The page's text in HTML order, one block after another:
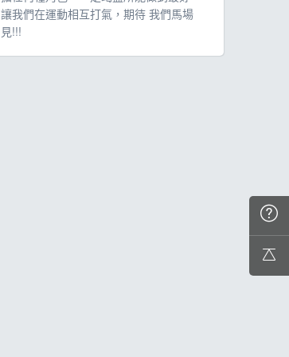
讓我們在運動相互打氣，期待 我們馬場
見!!!